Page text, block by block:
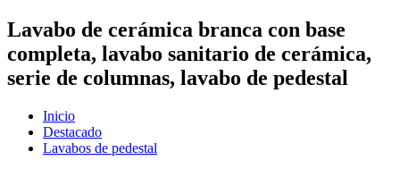
Lavabo de cerámica branca con base
completa, lavabo sanitario de cerámica,
serie de columnas, lavabo de pedestal
Inicio
Destacado
Lavabos de pedestal